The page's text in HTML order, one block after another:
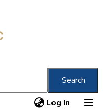
Search
Log In (current)